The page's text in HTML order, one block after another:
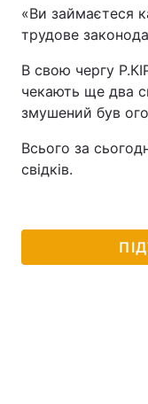
Послуги
«Ви займаєтеся
трудове
В свою чергу
чекають ще два
змушений був
Всього за
свідків.